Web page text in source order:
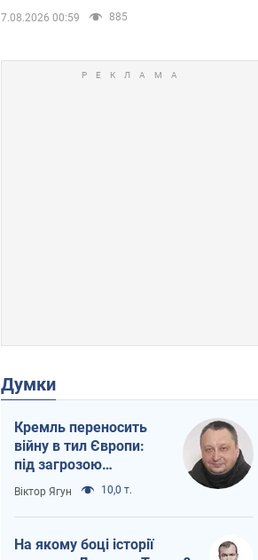
7.08.2026 00:59 885
Думки
Кремль переносить
війну в тил Європи:
під загрозою
критична логістика
Віктор Ягун 10,0 т.
На якому боці історії